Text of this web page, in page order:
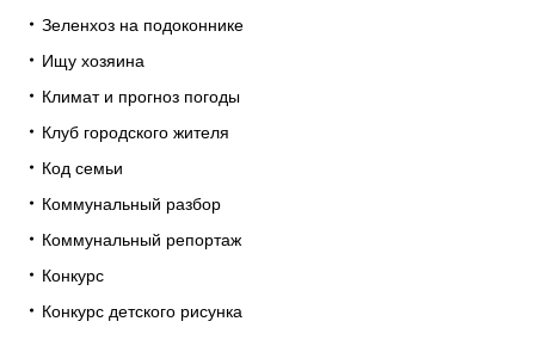
Зеленхоз на подоконнике
Ищу хозяина
Климат и прогноз погоды
Клуб городского жителя
Код семьи
Коммунальный разбор
Коммунальный репортаж
Конкурс
Конкурс детского рисунка